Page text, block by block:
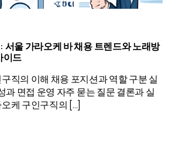
서울 가라오케 바 채용 트렌드와 노래방
이드
직의 이해 채용 포지션과 역할 구분 실
과 면접 운영 자주 묻는 질문 결론과 실
케 구인구직의 […]